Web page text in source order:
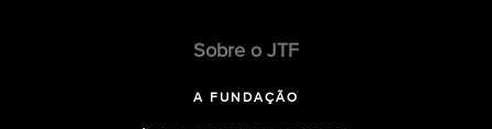
Sobre o JTF
A FUNDAÇÃO